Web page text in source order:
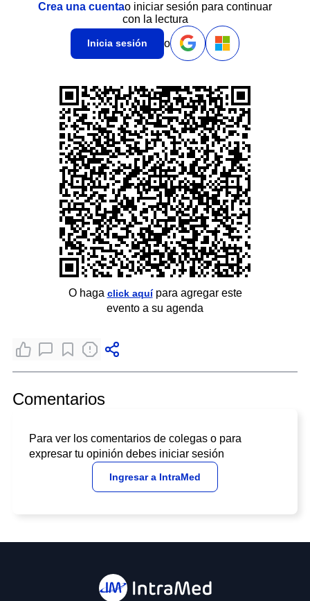
Crea una cuentao iniciar sesión para continuar
con la lectura
Inicia sesión o
O haga click aquípara agregar este
evento a su agenda
Comentarios
Para ver los comentarios de colegas o para
expresar tu opinión debes iniciar sesión
Ingresar a IntraMed